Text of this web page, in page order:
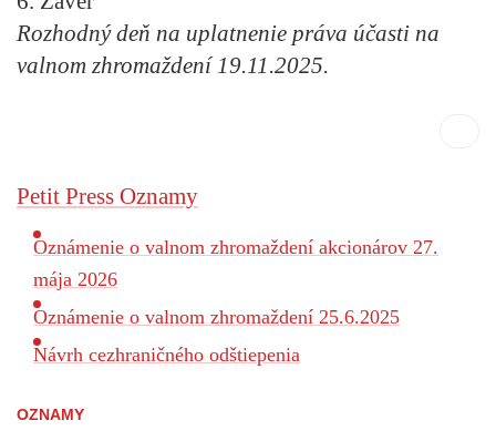
Rozhodný deň na uplatnenie práva účasti na
valnom zhromaždení 19.11.2025.
Petit Press Oznamy
Oznámenie o valnom zhromaždení akcionárov 27.
mája 2026
Oznámenie o valnom zhromaždení 25.6.2025
Návrh cezhraničného odštiepenia
OZNAMY